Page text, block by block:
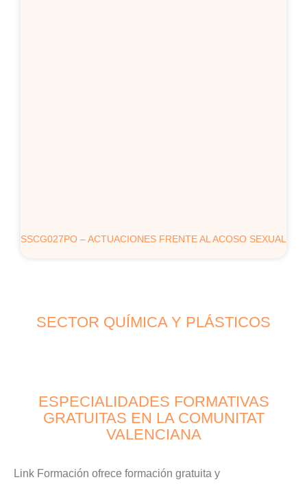
SSCG027PO – ACTUACIONES FRENTE AL ACOSO SEXUAL
SECTOR QUÍMICA Y PLÁSTICOS
ESPECIALIDADES FORMATIVAS
GRATUITAS EN LA COMUNITAT
VALENCIANA
Link Formación ofrece formación gratuita y